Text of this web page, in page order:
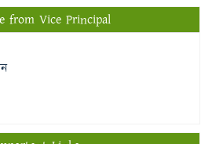
from Vice Principal